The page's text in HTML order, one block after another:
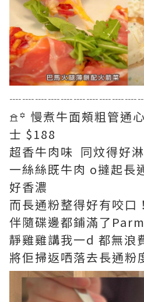
𖠿꙳ 慢煮牛面頰粗管通
士 $188
超香牛肉味 同炆得好
一絲絲既牛肉 o撻起長
好香濃
而長通粉整得好有咬口
伴隨碟邊都鋪滿了
靜雞雞講我一d 都無浪
將佢掃返哂落去長通粉